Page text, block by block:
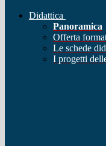
Didattica
Panoramica
Offerta
Le schede
I progetti